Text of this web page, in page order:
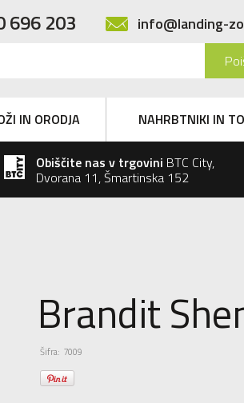
696 203 info@landing-
IN ORODJA NAHRBTNIKI IN
Obiščite nas v trgovini BTC City,
Dvorana 11, Šmartinska 152
Brandit
Šifra: 7009